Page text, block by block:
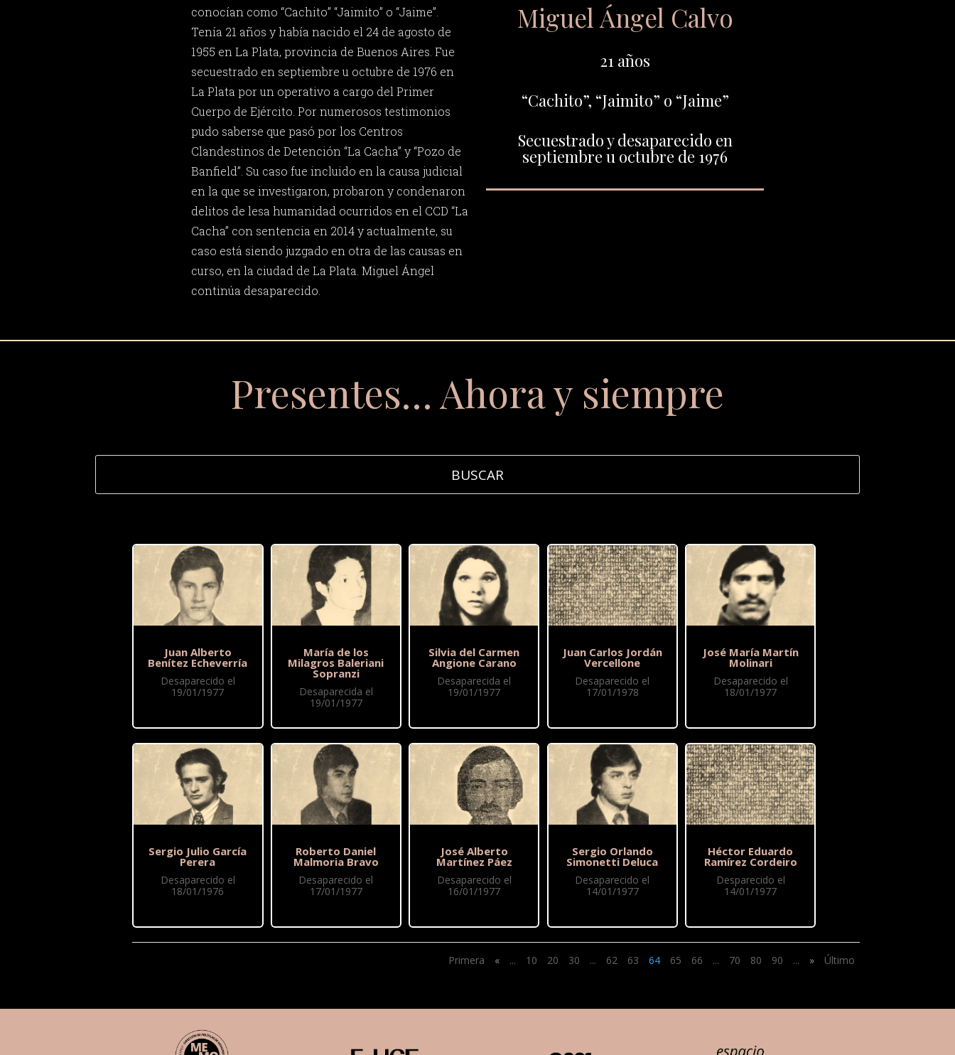
conocían como “Cachito” “Jaimito” o “Jaime”.
Tenía 21 años y había nacido el 24 de agosto de
1955 en La Plata, provincia de Buenos Aires. Fue
secuestrado en septiembre u octubre de 1976 en
La Plata por un operativo a cargo del Primer
Cuerpo de Ejército. Por numerosos testimonios
pudo saberse que pasó por los Centros
Clandestinos de Detención “La Cacha” y “Pozo de
Banfield”. Su caso fue incluido en la causa judicial
en la que se investigaron, probaron y condenaron
delitos de lesa humanidad ocurridos en el CCD “La
Cacha” con sentencia en 2014 y actualmente, su
caso está siendo juzgado en otra de las causas en
curso, en la ciudad de La Plata. Miguel Ángel
continúa desaparecido.
Miguel Ángel Calvo
21 años
“Cachito”, “Jaimito” o “Jaime”
Secuestrado y desaparecido en
septiembre u octubre de 1976
Presentes… Ahora y siempre
Juan Alberto
Benítez Echeverría
Desaparecido el
19/01/1977
Sergio Julio García
Perera
Desaparecido el
18/01/1976
María de los
Milagros Baleriani
Sopranzi
Desaparecida el
19/01/1977
Roberto Daniel
Malmoria Bravo
Desaparecido el
17/01/1977
Silvia del Carmen
Angione Carano
Desaparecida el
19/01/1977
José Alberto
Martínez Páez
Desaparecido el
16/01/1977
Juan Carlos Jordán
Vercellone
Desaparecido el
17/01/1978
Sergio Orlando
Simonetti Deluca
Desaparecido el
14/01/1977
José María Martín
Molinari
Desaparecido el
18/01/1977
Héctor Eduardo
Ramírez Cordeiro
Desparecido el
14/01/1977
Primera « ... 10 20 30 ... 62 63 64 65 66 ... 70 80 90 ... » Último